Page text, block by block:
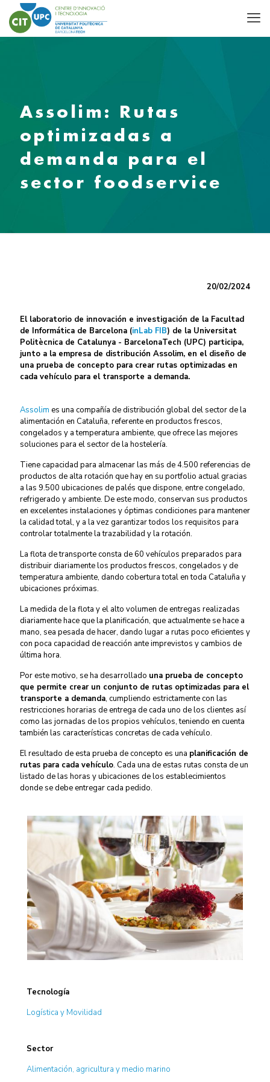
Assolim: Rutas
optimizadas a
demanda para el
sector foodservice
20/02/2024
El laboratorio de innovación e investigación de la Facultad
de Informática de Barcelona (inLab FIB) de la Universitat
Politècnica de Catalunya - BarcelonaTech (UPC) participa,
junto a la empresa de distribución Assolim, en el diseño de
una prueba de concepto para crear rutas optimizadas en
cada vehículo para el transporte a demanda.
Assolim es una compañía de distribución global del sector de la
alimentación en Cataluña, referente en productos frescos,
congelados y a temperatura ambiente, que ofrece las mejores
soluciones para el sector de la hostelería.
Tiene capacidad para almacenar las más de 4.500 referencias de
productos de alta rotación que hay en su portfolio actual gracias
a las 9.500 ubicaciones de palés que dispone, entre congelado,
refrigerado y ambiente. De este modo, conservan sus productos
en excelentes instalaciones y óptimas condiciones para mantener
la calidad total, y a la vez garantizar todos los requisitos para
controlar totalmente la trazabilidad y la rotación.
La flota de transporte consta de 60 vehículos preparados para
distribuir diariamente los productos frescos, congelados y de
temperatura ambiente, dando cobertura total en toda Cataluña y
ubicaciones próximas.
La medida de la flota y el alto volumen de entregas realizadas
diariamente hace que la planificación, que actualmente se hace a
mano, sea pesada de hacer, dando lugar a rutas poco eficientes y
con poca capacidad de reacción ante imprevistos y cambios de
última hora.
Por este motivo, se ha desarrollado una prueba de concepto
que permite crear un conjunto de rutas optimizadas para el
transporte a demanda, cumpliendo estrictamente con las
restricciones horarias de entrega de cada uno de los clientes así
como las jornadas de los propios vehículos, teniendo en cuenta
también las características concretas de cada vehículo.
El resultado de esta prueba de concepto es una planificación de
rutas para cada vehículo. Cada una de estas rutas consta de un
listado de las horas y ubicaciones de los establecimientos
donde se debe entregar cada pedido.
Tecnología
Logística y Movilidad
Sector
Alimentación, agricultura y medio marino